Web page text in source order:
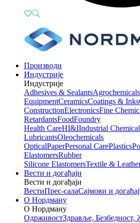
Производи
Индустрије
Индустрије
Adhesives & SealantsAgrochemicals
EquipmentCeramicsCoatings & Inks
ConstructionElectronicsFine
RetardantsFoodFoundry
Health CareHI&IIndustrial
LubricantsOleochemicals
OpticalPaperPersonal CarePlastics
ElastomersRubber
Silicone ElastomersTextile &
Вести и догађаји
Вести и догађаји
ВестиПрес-салаСајмови и
О Нордману
О Нордману
ОдрживостЗдравље, Безбедност,